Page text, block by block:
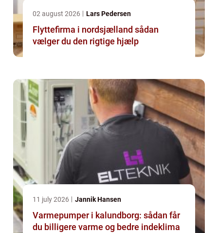
02 august 2026 Lars Pedersen
Flyttefirma i nordsjælland sådan
vælger du den rigtige hjælp
11 july 2026 Jannik Hansen
Varmepumper i kalundborg: sådan får
du billigere varme og bedre indeklima